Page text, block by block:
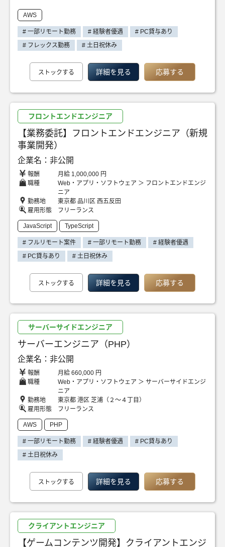
AWS
# 一部リモート勤務 # 経験者優遇
# PC貸与あり
# フレックス勤務
# 土日祝休み
ストックする 詳細を見る 応募する
フロントエンドエンジニア
【業務委託】フロントエンドエンジニア（新規
事業開発）
企業名：非公開
報酬
月給 1,000,000 円
職種
Web・アプリ・ソフトウェア ＞ フロントエンドエンジ
ニア
勤務地
東京都 品川区 西五反田
雇用形態
フリーランス
JavaScript TypeScript
# フルリモート案件 # 一部リモート勤務
# 経験者優遇
# PC貸与あり
# 土日祝休み
ストックする 詳細を見る 応募する
サーバーサイドエンジニア
サーバーエンジニア（PHP）
企業名：非公開
報酬
月給 660,000 円
職種
Web・アプリ・ソフトウェア ＞ サーバーサイドエンジ
ニア
勤務地
東京都 港区 芝浦（２～４丁目）
雇用形態
フリーランス
AWS PHP
# 一部リモート勤務 # 経験者優遇
# PC貸与あり
# 土日祝休み
ストックする 詳細を見る 応募する
クライアントエンジニア
【ゲームコンテンツ開発】クライアントエンジ